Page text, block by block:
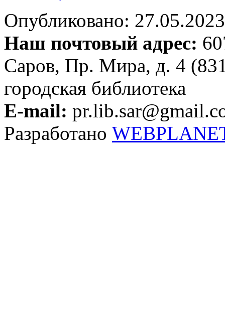
Опубликовано:
Наш почтовый адрес:
Саров, Пр. Мира, д. 4
городская библиотека
E-mail:
Разработано